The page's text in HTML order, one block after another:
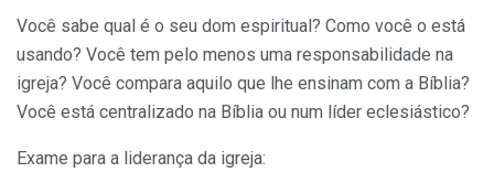
Você sabe qual é o seu dom espiritual? Como você o está
usando? Você tem pelo menos uma responsabilidade na
igreja? Você compara aquilo que lhe ensinam com a Bíblia?
Você está centralizado na Bíblia ou num líder eclesiástico?
Exame para a liderança da igreja: